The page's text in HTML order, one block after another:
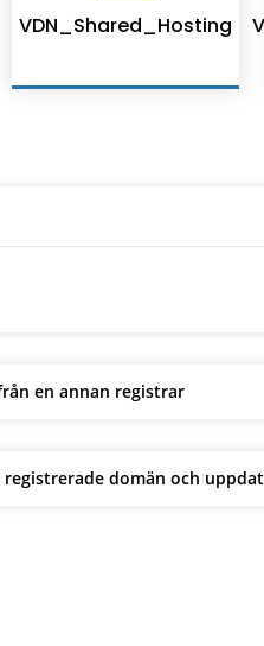
VDN_Shared_Hosting
en annan registrar
registrerade domän och